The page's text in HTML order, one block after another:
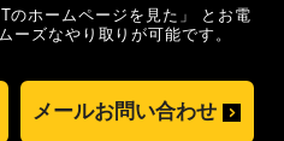
のホームページを見た」
とお電
ーズなやり取りが可能です。
メールお問い合わせ